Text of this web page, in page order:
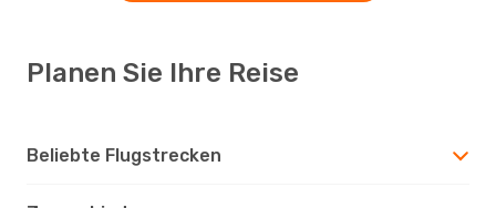
Planen Sie Ihre Reise
Beliebte Flugstrecken